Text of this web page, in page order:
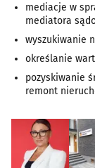
mediacje w
mediatora
wyszukiwanie
określanie
pozyskiwanie
remont